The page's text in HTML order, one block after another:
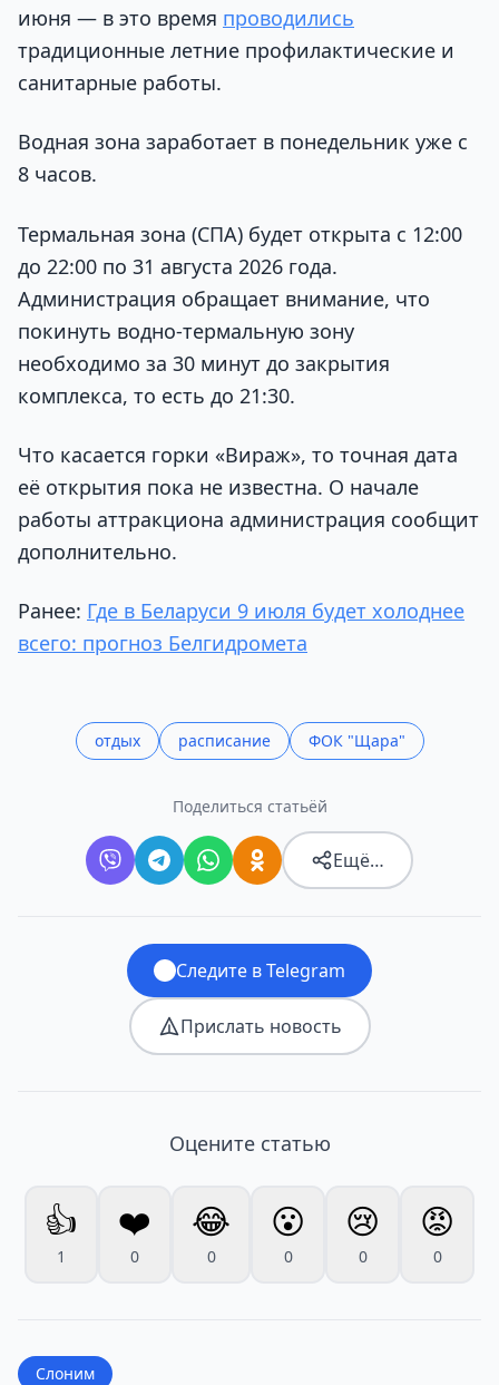
июня — в это время проводились
традиционные летние профилактические и
санитарные работы.
Водная зона заработает в понедельник уже с
8 часов.
Термальная зона (СПА) будет открыта с 12:00
до 22:00 по 31 августа 2026 года.
Администрация обращает внимание, что
покинуть водно-термальную зону
необходимо за 30 минут до закрытия
комплекса, то есть до 21:30.
Что касается горки «Вираж», то точная дата
её открытия пока не известна. О начале
работы аттракциона администрация сообщит
дополнительно.
Ранее: Где в Беларуси 9 июля будет холоднее
всего: прогноз Белгидромета
отдых расписание ФОК "Щара"
Поделиться статьёй
Ещё…
Следите в Telegram
Прислать новость
Оцените статью
👍
1
❤️
0
😂
0
😮
0
😢
0
😡
0
Слоним